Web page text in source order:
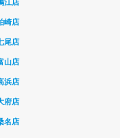
江店
崎店
尾店
山店
浜店
府店
名店